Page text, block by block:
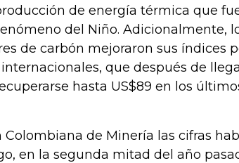
de energía térmica que
del Niño. Adicionalmente,
de carbón mejoraron sus índices
que después de
hasta US$89 en los
Colombiana de Minería las cifras
en la segunda mitad del año